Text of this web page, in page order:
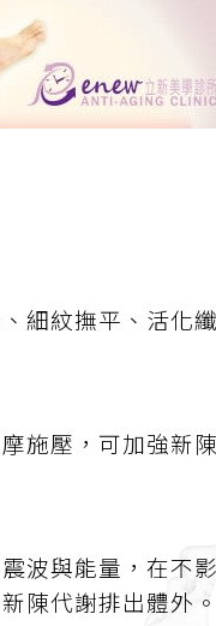
細紋撫平、活化
施壓，可加強新
波與能量，在不
陳代謝排出體外。